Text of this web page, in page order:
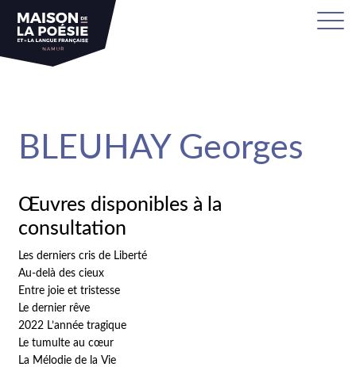
BLEUHAY Georges
Œuvres disponibles à la
consultation
Les derniers cris de Liberté
Au-delà des cieux
Entre joie et tristesse
Le dernier rêve
2022 L’année tragique
Le tumulte au cœur
La Mélodie de la Vie